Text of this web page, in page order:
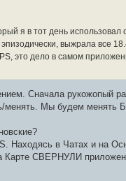
я в тот день использовал
выжрала все
это дело в самом
Сначала рукожопый
менять. Мы будем
Находясь в Чатах и на
Карте СВЕРНУЛИ